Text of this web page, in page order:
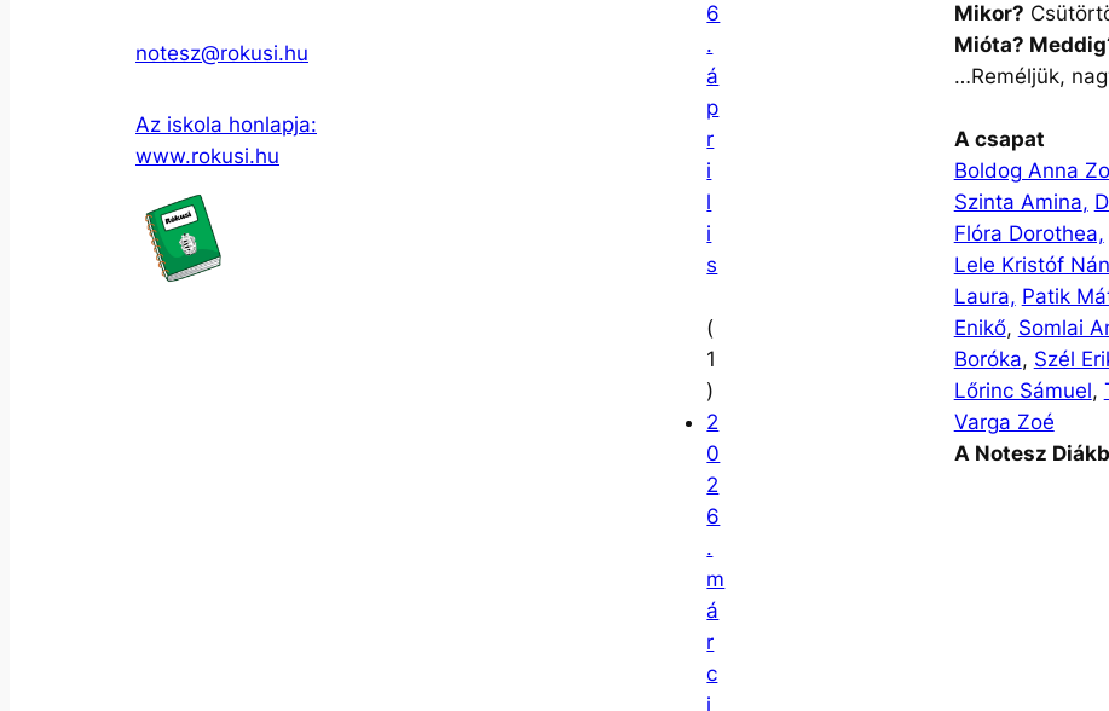
notesz@rokusi.hu
Az iskola honlapja:
www.rokusi.hu
6
.
á
p
r
i
l
i
s
(
1
)
2
0
2
6
.
m
á
r
c
i
Mikor?
Mióta?
…Reméljük,
A csapat
Boldog Anna
Szinta Amina,
Flóra Dorothea,
Lele Kristóf Nán
Laura, Patik
Enikő, Somlai
Boróka, Szél
Lőrinc Sámuel,
Varga Zoé
A Notesz